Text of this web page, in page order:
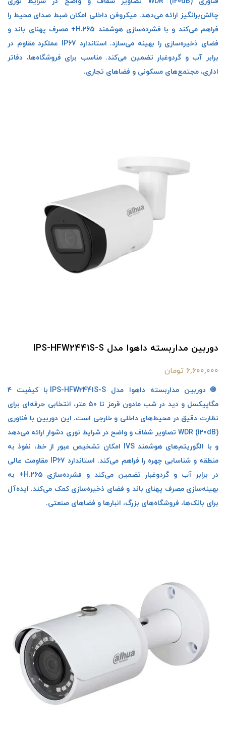
چالش‌برانگیز ارائه می‌دهد. میکروفن داخلی امکان ضبط صدای محیط را
فراهم می‌کند و با فشرده‌سازی هوشمند H.265+ مصرف پهنای باند و
فضای ذخیره‌سازی را بهینه می‌سازد. استاندارد IP67 عملکرد مقاوم در
برابر آب و گردوغبار تضمین می‌کند. مناسب برای فروشگاه‌ها، دفاتر
اداری، مجتمع‌های مسکونی و فضاهای تجاری.
دوربین مداربسته داهوا مدل IPS-HFW2441S-S
6,600,000 تومان
🌐 دوربین مداربسته داهوا مدل IPS-HFW2441S-S با کیفیت ۴
مگاپیکسل و دید در شب مادون قرمز تا ۵۰ متر، انتخابی حرفه‌ای برای
نظارت دقیق در محیط‌های داخلی و خارجی است. این دوربین با فناوری
WDR (120dB) تصاویر شفاف و واضح در شرایط نوری دشوار ارائه می‌دهد
و با الگوریتم‌های هوشمند IVS امکان تشخیص عبور از خط، نفوذ به
منطقه و شناسایی چهره را فراهم می‌کند. استاندارد IP67 مقاومت عالی
در برابر آب و گردوغبار تضمین می‌کند و فشرده‌سازی H.265+ به
بهینه‌سازی مصرف پهنای باند و فضای ذخیره‌سازی کمک می‌کند. ایده‌آل
برای بانک‌ها، فروشگاه‌های بزرگ، انبارها و فضاهای صنعتی.